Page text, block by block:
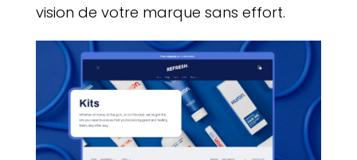
vision de votre marque sans effort.